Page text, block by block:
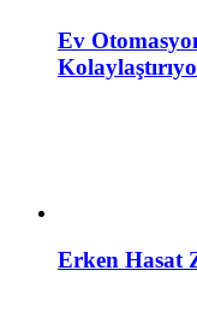
Ev
Erken Hasat